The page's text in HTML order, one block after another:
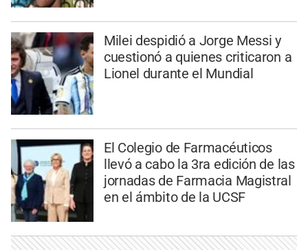
Milei despidió a Jorge Messi y
cuestionó a quienes criticaron a
Lionel durante el Mundial
El Colegio de Farmacéuticos
llevó a cabo la 3ra edición de las
jornadas de Farmacia Magistral
en el ámbito de la UCSF